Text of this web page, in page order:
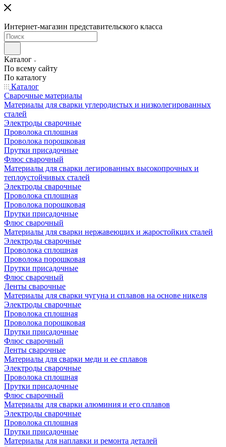
Интернет-магазин представительского класса
Каталог
По всему сайту
По каталогу
Каталог
Сварочные материалы
Материалы для сварки углеродистых и низколегированных
сталей
Электроды сварочные
Проволока сплошная
Проволока порошковая
Прутки присадочные
Флюс сварочный
Материалы для сварки легированных высокопрочных и
теплоустойчивых сталей
Электроды сварочные
Проволока сплошная
Проволока порошковая
Прутки присадочные
Флюс сварочный
Материалы для сварки нержавеющих и жаростойких сталей
Электроды сварочные
Проволока сплошная
Проволока порошковая
Прутки присадочные
Флюс сварочный
Ленты сварочные
Материалы для сварки чугуна и сплавов на основе никеля
Электроды сварочные
Проволока сплошная
Проволока порошковая
Прутки присадочные
Флюс сварочный
Ленты сварочные
Материалы для сварки меди и ее сплавов
Электроды сварочные
Проволока сплошная
Прутки присадочные
Флюс сварочный
Материалы для сварки алюминия и его сплавов
Электроды сварочные
Проволока сплошная
Прутки присадочные
Материалы для наплавки и ремонта деталей